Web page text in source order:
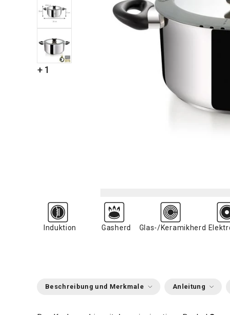
+ 1
Induktion Gasherd Glas-/Keramikherd
Beschreibung und Merkmale Anleitung